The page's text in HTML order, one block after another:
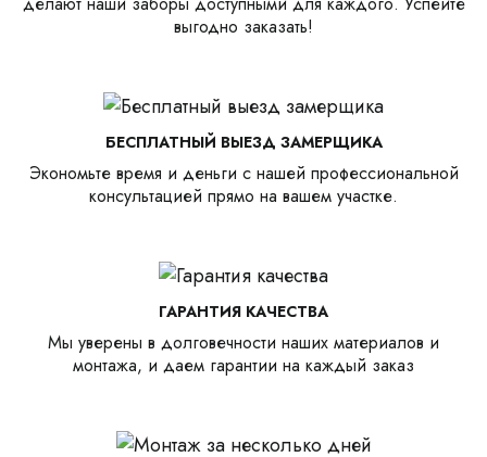
выгодно заказать!
БЕСПЛАТНЫЙ ВЫЕЗД ЗАМЕРЩИКА
Экономьте время и деньги с нашей профессиональной
консультацией прямо на вашем участке.
ГАРАНТИЯ КАЧЕСТВА
Мы уверены в долговечности наших материалов и
монтажа, и даем гарантии на каждый заказ